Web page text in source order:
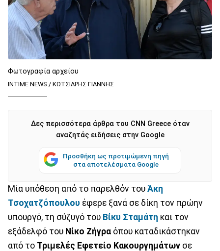
Φωτογραφία αρχείου
INTIME NEWS / ΚΩΤΣΙΑΡΗΣ ΓΙΑΝΝΗΣ
Δες περισσότερα άρθρα του CNN Greece όταν
αναζητάς ειδήσεις στην Google
Προσθήκη ως προτιμώμενη πηγή
στα αποτελέσματα Google
Μία υπόθεση από το παρελθόν του Άκη
Τσοχατζόπουλου έφερε ξανά σε δίκη τον πρώην
υπουργό, τη σύζυγό του Βίκυ Σταμάτη και τον
εξάδελφό του Νίκο Ζήγρα όπου καταδικάστηκαν
από το Τριμελές Εφετείο Κακουργημάτων σε